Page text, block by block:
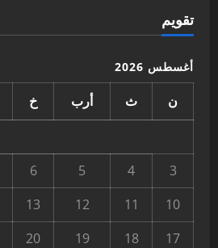
تقويم
أغسطس 2026
ن ث أرب خ
3
4
5
6
10
11
12
13
17
18
19
20